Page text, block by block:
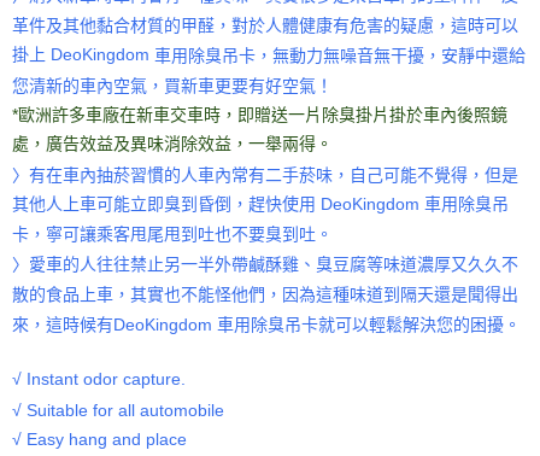
革件及其他黏合材質的甲醛，對於人體健康有危害的疑慮，這時可以
掛上 DeoKingdom 車用除臭吊卡，無動力無噪音無干擾，安靜中還給
您清新的車內空氣，買新車更要有好空氣！
*歐洲許多車廠在新車交車時，即贈送一片除臭掛片掛於車內後照鏡
處，廣告效益及異味消除效益，一舉兩得。
〉有在車內抽菸習慣的人車內常有二手菸味，自己可能不覺得，但是
其他人上車可能立即臭到昏倒，趕快使用 DeoKingdom 車用除臭吊
卡，寧可讓乘客甩尾甩到吐也不要臭到吐。
〉愛車的人往往禁止另一半外帶鹹酥雞、臭豆腐等味道濃厚又久久不
散的食品上車，其實也不能怪他們，因為這種味道到隔天還是聞得出
來，這時候有DeoKingdom 車用除臭吊卡就可以輕鬆解決您的困擾。
√ Instant odor capture.
√ Suitable for all automobile
√ Easy hang and place